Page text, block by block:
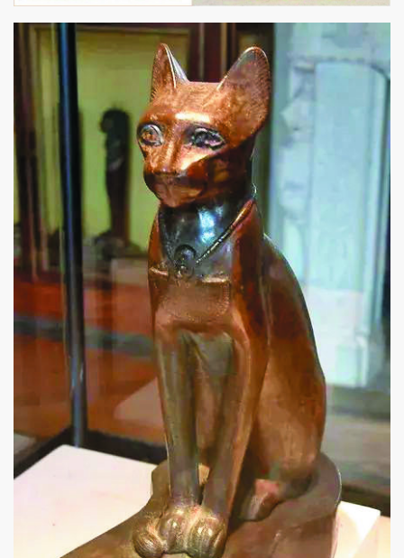
關於我們
隱私政策聲明
版權及免責聲明
Copyright © 東周網 版權所有 . 不得轉載
©Eastweek.com.hk. All rights reserved.